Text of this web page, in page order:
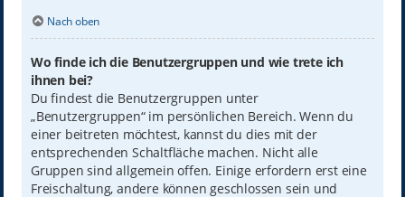
Nach oben
Wo finde ich die Benutzergruppen und wie trete ich
ihnen bei?
Du findest die Benutzergruppen unter
„Benutzergruppen“ im persönlichen Bereich. Wenn du
einer beitreten möchtest, kannst du dies mit der
entsprechenden Schaltfläche machen. Nicht alle
Gruppen sind allgemein offen. Einige erfordern erst eine
Freischaltung, andere können geschlossen sein und